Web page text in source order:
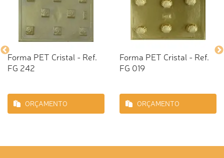
Forma PET Cristal - Ref.
FG 242
ORÇAMENTO
Forma PET Cristal - Ref.
FG 019
ORÇAMENTO